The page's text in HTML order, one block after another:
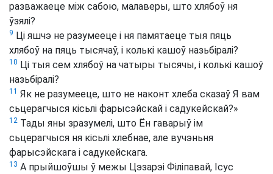
разважаеце між сабою, малаверы, што хлябоў ня
ўзялі?
9 Ці яшчэ не разумееце і ня памятаеце тыя пяць
хлябоў на пяць тысячаў, і колькі кашоў назьбіралі?
10 Ці тыя сем хлябоў на чатыры тысячы, і колькі кашоў
назьбіралі?
11 Як не разумееце, што не наконт хлеба сказаў Я вам
сьцерагчыся кісьлі фарысэйскай і садукейскай?»
12 Тады яны зразумелі, што Ён гаварыў ім
сьцерагчыся ня кісьлі хлебнае, але вучэньня
фарысэйскага і садукейскага.
13 А прыйшоўшы ў межы Цэзарэі Філіпавай, Ісус